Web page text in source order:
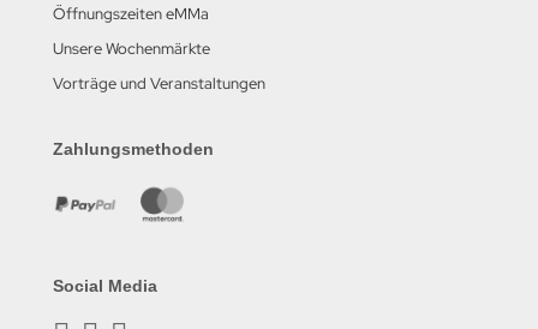
Öffnungszeiten eMMa
Unsere Wochenmärkte
Vorträge und Veranstaltungen
Zahlungsmethoden
Social Media